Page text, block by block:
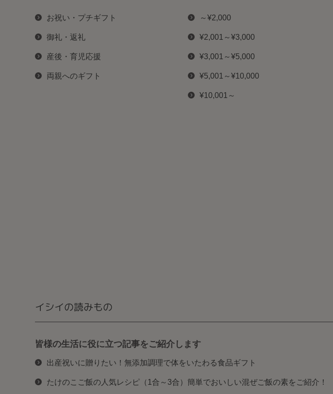
お祝い・プチギフト
御礼・返礼
産後・育児応援
両親へのギフト
～¥2,000
¥2,001～¥3,000
¥3,001～¥5,000
¥5,001～¥10,000
¥10,001～
イシイの読みもの
皆様の生活に役に立つ記事をご紹介します
出産祝いに贈りたい！無添加調理で体をいたわる食品ギフト
たけのこご飯の人気レシピ（1合～3合）簡単でおいしい混ぜご飯の素をご紹介！